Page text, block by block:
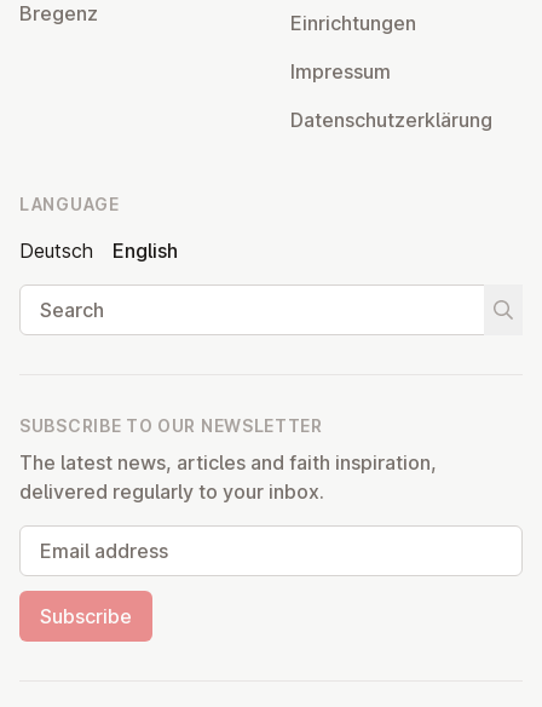
Bregenz
Ein­rich­tun­gen
Impressum
Datens­chutzerklärung
LANGUAGE
Deutsch
English
Search
SUBSCRIBE TO OUR NEWSLETTER
The latest news, articles and faith inspiration,
delivered regularly to your inbox.
Email address
Subscribe